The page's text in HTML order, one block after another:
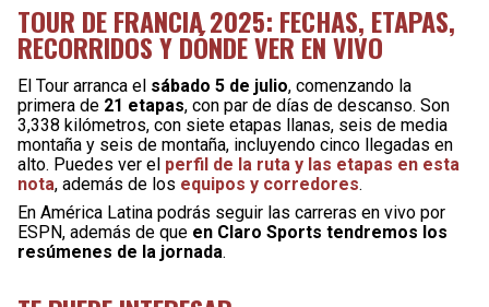
TOUR DE FRANCIA 2025: FECHAS, ETAPAS,
RECORRIDOS Y DÓNDE VER EN VIVO
El Tour arranca el sábado 5 de julio, comenzando la
primera de 21 etapas, con par de días de descanso. Son
3,338 kilómetros, con siete etapas llanas, seis de media
montaña y seis de montaña, incluyendo cinco llegadas en
alto. Puedes ver el perfil de la ruta y las etapas en esta
nota, además de los equipos y corredores.
En América Latina podrás seguir las carreras en vivo por
ESPN, además de que en Claro Sports tendremos los
resúmenes de la jornada.